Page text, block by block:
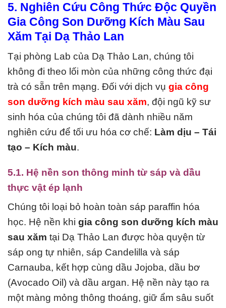
5. Nghiên Cứu Công Thức Độc Quyền
Gia Công Son Dưỡng Kích Màu Sau
Xăm Tại Dạ Thảo Lan
Tại phòng Lab của Dạ Thảo Lan, chúng tôi
không đi theo lối mòn của những công thức đại
trà có sẵn trên mạng. Đối với dịch vụ gia công
son dưỡng kích màu sau xăm, đội ngũ kỹ sư
sinh hóa của chúng tôi đã dành nhiều năm
nghiên cứu để tối ưu hóa cơ chế: Làm dịu – Tái
tạo – Kích màu.
5.1. Hệ nền son thông minh từ sáp và dầu
thực vật ép lạnh
Chúng tôi loại bỏ hoàn toàn sáp paraffin hóa
học. Hệ nền khi gia công son dưỡng kích màu
sau xăm tại Dạ Thảo Lan được hòa quyện từ
sáp ong tự nhiên, sáp Candelilla và sáp
Carnauba, kết hợp cùng dầu Jojoba, dầu bơ
(Avocado Oil) và dầu argan. Hệ nền này tạo ra
một màng mỏng thông thoáng, giữ ẩm sâu suốt